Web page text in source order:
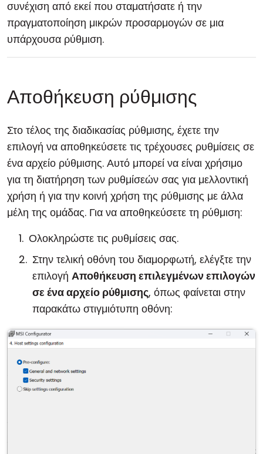
συνέχιση από εκεί που σταματήσατε ή την
πραγματοποίηση μικρών προσαρμογών σε μια
υπάρχουσα ρύθμιση.
Αποθήκευση ρύθμισης
Στο τέλος της διαδικασίας ρύθμισης, έχετε την
επιλογή να αποθηκεύσετε τις τρέχουσες ρυθμίσεις σε
ένα αρχείο ρύθμισης. Αυτό μπορεί να είναι χρήσιμο
για τη διατήρηση των ρυθμίσεών σας για μελλοντική
χρήση ή για την κοινή χρήση της ρύθμισης με άλλα
μέλη της ομάδας. Για να αποθηκεύσετε τη ρύθμιση:
Ολοκληρώστε τις ρυθμίσεις σας.
Στην τελική οθόνη του διαμορφωτή, ελέγξτε την
επιλογή Αποθήκευση επιλεγμένων επιλογών
σε ένα αρχείο ρύθμισης, όπως φαίνεται στην
παρακάτω στιγμιότυπη οθόνη: